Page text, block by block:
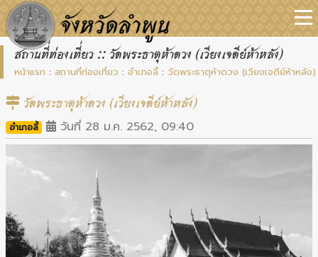
สถานที่ท่องเที่ยว :: วัดพระธาตุห้าดวง (เวียงเจดีย์ห้าหลัง)
หน้าแรก : สถานที่ท่องเที่ยว : อำเภอลี้ : วัดพระธาตุห้าดวง (เวียงเจดีย์ห้าหลัง)
วัดพระธาตุห้าดวง (เวียงเจดีย์ห้าหลัง)
อำเภอลี้ วันที่ 28 ม.ค. 2562, 09:40